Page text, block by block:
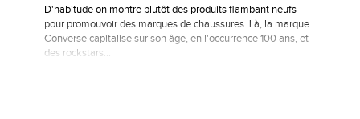
D'habitude on montre plutôt des produits flambant neufs
pour promouvoir des marques de chaussures. Là, la marque
Converse capitalise sur son âge, en l'occurrence 100 ans, et
des rockstars...